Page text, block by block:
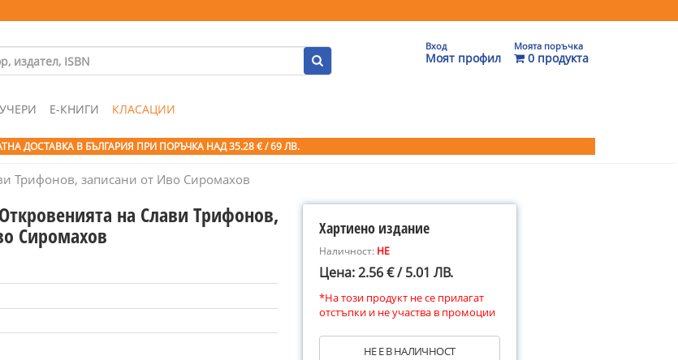
Вход
Моят профил
Моята поръчка
0 продукта
Е-КНИГИ КЛАСАЦИИ
ДОСТАВКА В БЪЛГАРИЯ ПРИ ПОРЪЧКА НАД 35.28 € / 69 ЛВ.
Трифонов, записани от Иво Сиромахов
на Слави Трифонов,
Сиромахов Хартиено издание
Наличност: НЕ
Цена: 2.56 € / 5.01 ЛВ.
*На този продукт не се прилагат
отстъпки и не участва в промоции
НЕ Е В НАЛИЧНОСТ